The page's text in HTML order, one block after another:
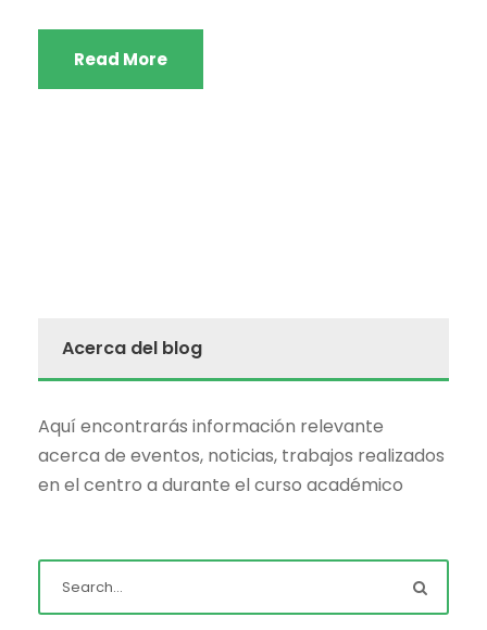
Read More
Acerca del blog
Aquí encontrarás información relevante
acerca de eventos, noticias, trabajos realizados
en el centro a durante el curso académico